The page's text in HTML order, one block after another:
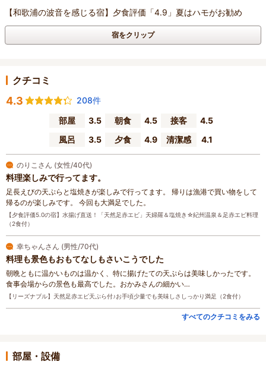
【和歌浦の波音を感じる宿】夕食評価「4.9」夏はハモがお勧め
宿をクリップ
クチコミ
4.3
208件
部屋
3.5 朝食 4.5 接客
4.5
風呂
3.5 夕食 4.9 清潔感 4.1
のりこさん (女性/40代)
料理楽しみで行ってます。
足長えびの天ぷらと塩焼きが楽しみで行ってます。 帰りは漁港で買い物をして
帰るのが楽しみです。 今回も大満足でした。
【夕食評価5.0の宿】水揚げ直送！「天然足赤エビ」天婦羅＆塩焼き☆紀州温泉＆足赤エビ料理
（2食付）
幸ちゃんさん (男性/70代)
料理も景色もおもてなしもさいこうでした
朝晩ともに温かいものは温かく、特に揚げたての天ぷらは美味しかったです。
食事会場からの景色も最高でした。おかみさんの細かい…
【リーズナブル】天然足赤エビ天ぷら付♪お手頃少量でも美味しさしっかり満足（2食付）
すべてのクチコミをみる
部屋・設備